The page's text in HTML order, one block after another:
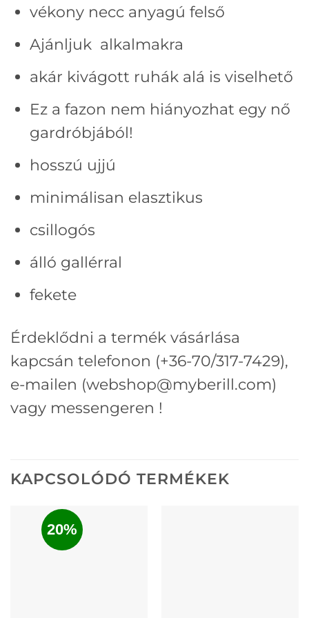
vékony necc anyagú felső
Ajánljuk alkalmakra
akár kivágott ruhák alá is viselhető
Ez a fazon nem hiányozhat egy nő
gardróbjából!
hosszú ujjú
minimálisan elasztikus
csillogós
álló gallérral
fekete
Érdeklődni a termék vásárlása
kapcsán telefonon (+36-70/317-7429),
e-mailen (webshop@myberill.com)
vagy messengeren !
KAPCSOLÓDÓ TERMÉKEK
20%